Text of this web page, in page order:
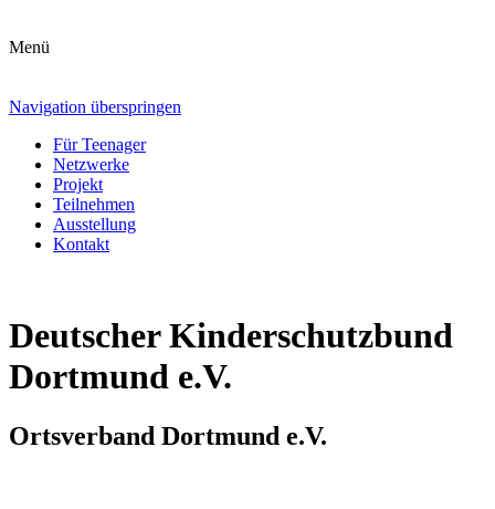
Menü
Navigation überspringen
Für Teenager
Netzwerke
Projekt
Teilnehmen
Ausstellung
Kontakt
Deutscher Kinderschutzbund
Dortmund e.V.
Ortsverband Dortmund e.V.